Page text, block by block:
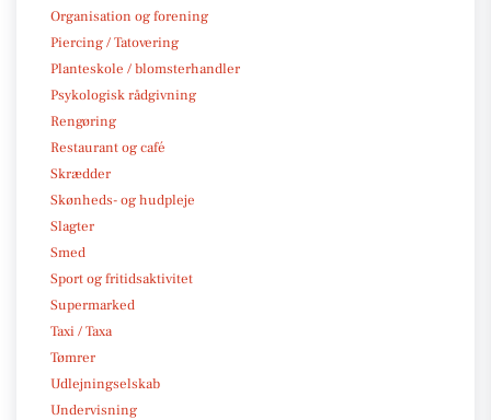
Organisation og forening
Piercing / Tatovering
Planteskole / blomsterhandler
Psykologisk rådgivning
Rengøring
Restaurant og café
Skrædder
Skønheds- og hudpleje
Slagter
Smed
Sport og fritidsaktivitet
Supermarked
Taxi / Taxa
Tømrer
Udlejningselskab
Undervisning